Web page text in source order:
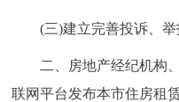
ESPAÑOL
(三)建立完善投诉、举
二、房地产经纪机构、
联网平台发布本市住房租